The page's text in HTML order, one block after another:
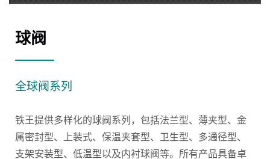
球阀
全球阀系列
铁王提供多样化的球阀系列，包括法兰型、薄夹型、金
属密封型、上装式、保温夹套型、卫生型、多通径型、
支架安装型、低温型以及内衬球阀等。所有产品具备卓